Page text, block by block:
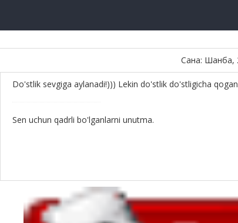
Сана: Шанба,
Do'stlik sevgiga aylanadi!))) Lekin do'stlik do'stligicha
Sen uchun qadrli bo'lganlarni unutma.